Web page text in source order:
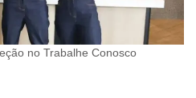
no Trabalhe Conosco